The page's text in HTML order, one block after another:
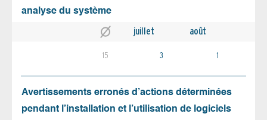
analyse du système
juillet août
15 3 1
Avertissements erronés d’actions déterminées
pendant l’installation et l’utilisation de logiciels